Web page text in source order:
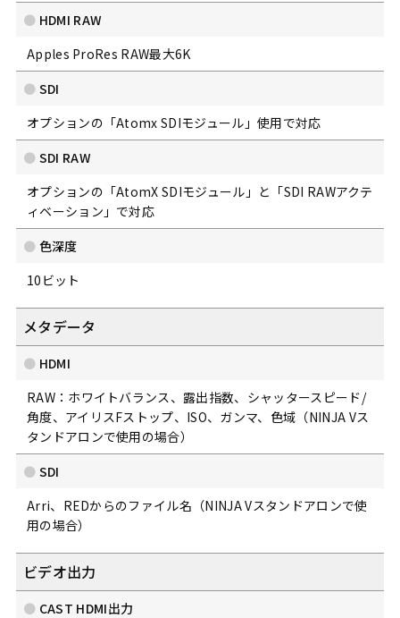
HDMI RAW
Apples ProRes RAW最大6K
SDI
オプションの「Atomx SDIモジュール」使用で対応
SDI RAW
オプションの「AtomX SDIモジュール」と「SDI RAWアクテ
ィベーション」で対応
色深度
10ビット
メタデータ
HDMI
RAW：ホワイトバランス、露出指数、シャッタースピード/
角度、アイリスFストップ、ISO、ガンマ、色域（NINJA Vス
タンドアロンで使用の場合）
SDI
Arri、REDからのファイル名（NINJA Vスタンドアロンで使
用の場合）
ビデオ出力
CAST HDMI出力